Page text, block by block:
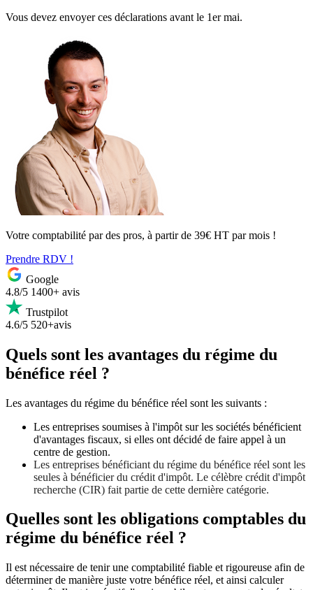
Vous devez envoyer ces déclarations avant le 1er mai.
Votre comptabilité par des pros, à partir de 39€ HT par mois !
Prendre RDV !
Google
4.8/5 1400+ avis
Trustpilot
4.6/5 520+avis
Quels sont les avantages du régime du
bénéfice réel ?
Les avantages du régime du bénéfice réel sont les suivants :
Les entreprises soumises à l'impôt sur les sociétés bénéficient
d'avantages fiscaux, si elles ont décidé de faire appel à un
centre de gestion.
Les entreprises bénéficiant du régime du bénéfice réel sont les
seules à bénéficier du crédit d'impôt. Le célèbre crédit d'impôt
recherche (CIR) fait partie de cette dernière catégorie.
Quelles sont les obligations comptables du
régime du bénéfice réel ?
Il est nécessaire de tenir une comptabilité fiable et rigoureuse afin de
déterminer de manière juste votre bénéfice réel, et ainsi calculer